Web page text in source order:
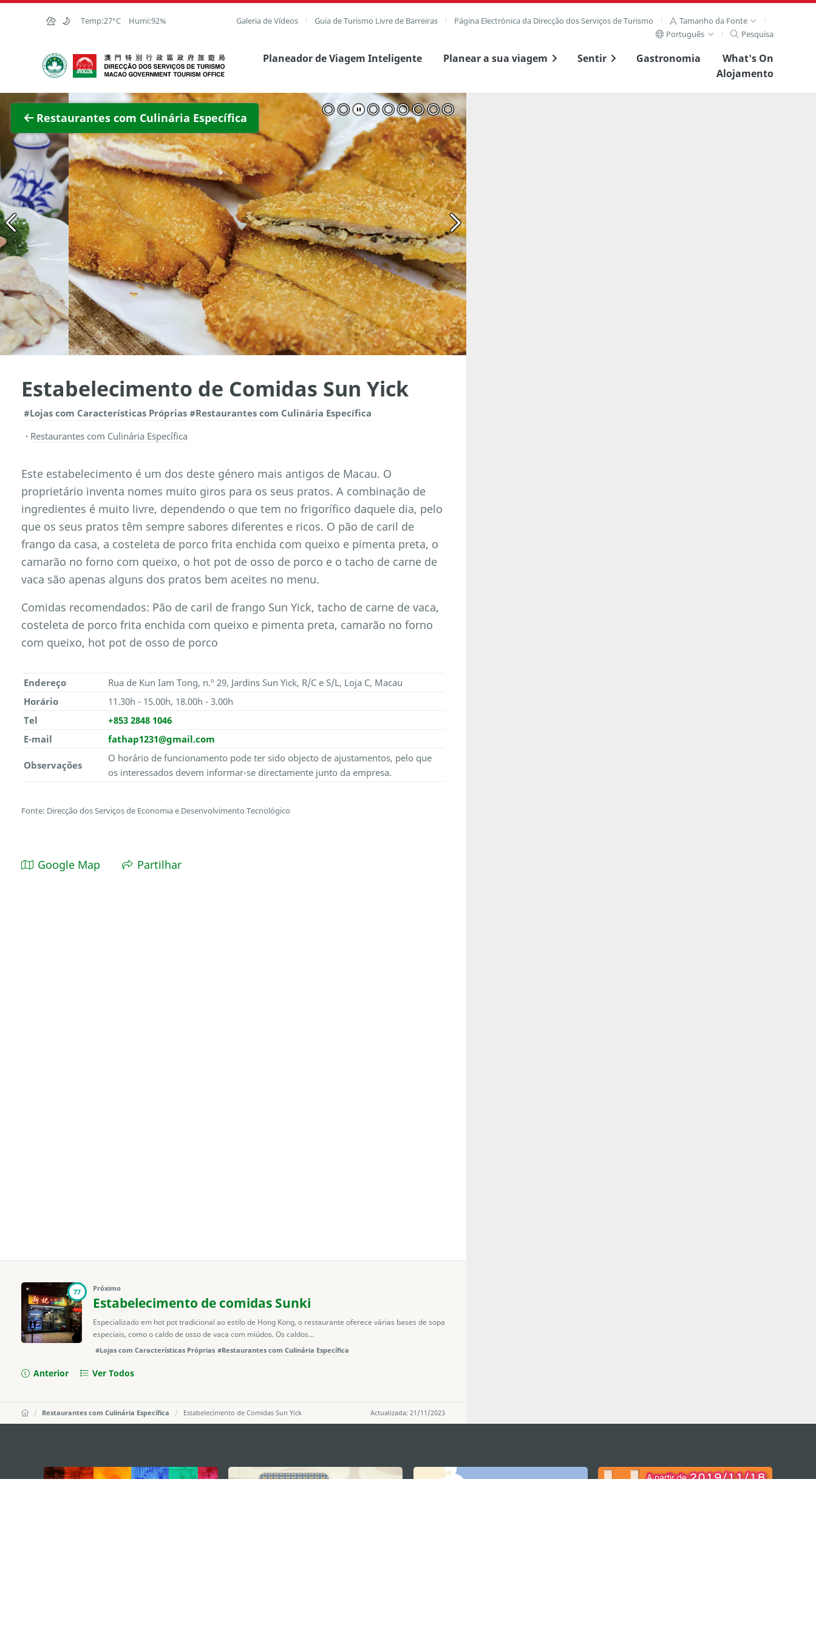
Ir para o conteúdo principal
Temp:27°C Humi:92% Galeria de Vídeos Guia de Turismo Livre de Barreiras Página Electrónica da Direcção dos Serviços de Turismo
Tamanho da Fonte
Português
Pesquisa
Direcção dos Serviços de Turismo Planeador de Viagem Inteligente Planear a sua viagem Sentir Gastronomia
What's On
Alojamento
Restaurantes com Culinária Específica
Ver imagem completa
Estabelecimento de Comidas Sun Yick
#Lojas com Características Próprias #Restaurantes com Culinária Específica
Restaurantes com Culinária Específica
Este estabelecimento é um dos deste género mais antigos de Macau. O
proprietário inventa nomes muito giros para os seus pratos. A combinação de
ingredientes é muito livre, dependendo o que tem no frigorífico daquele dia, pelo
que os seus pratos têm sempre sabores diferentes e ricos. O pão de caril de
frango da casa, a costeleta de porco frita enchida com queixo e pimenta preta, o
camarão no forno com queixo, o hot pot de osso de porco e o tacho de carne de
vaca são apenas alguns dos pratos bem aceites no menu.
Comidas recomendados: Pão de caril de frango Sun Yick, tacho de carne de vaca,
costeleta de porco frita enchida com queixo e pimenta preta, camarão no forno
com queixo, hot pot de osso de porco
Endereço
Rua de Kun Iam Tong, n.º 29, Jardins Sun Yick, R/C e S/L, Loja C, Macau
Horário
11.30h - 15.00h, 18.00h - 3.00h
Tel
+853 2848 1046
E-mail
fathap1231@gmail.com
Observações
O horário de funcionamento pode ter sido objecto de ajustamentos, pelo que
os interessados devem informar-se directamente junto da empresa.
Fonte: Direcção dos Serviços de Economia e Desenvolvimento Tecnológico
Google Map Partilhar
77 Próximo
Estabelecimento de comidas Sunki
Especializado em hot pot tradicional ao estilo de Hong Kong, o restaurante oferece várias bases de sopa
especiais, como o caldo de osso de vaca com miúdos. Os caldos...
#Lojas com Características Próprias #Restaurantes com Culinária Específica
Anterior Ver Todos
Actualizada: 21/11/2023
Restaurantes com Culinária Específica Estabelecimento de Comidas Sun Yick
external links